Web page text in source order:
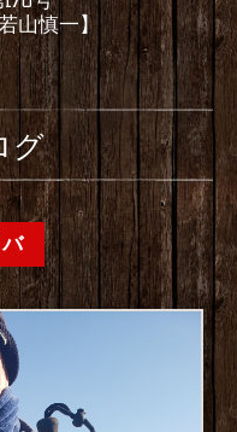
山慎一】
グ